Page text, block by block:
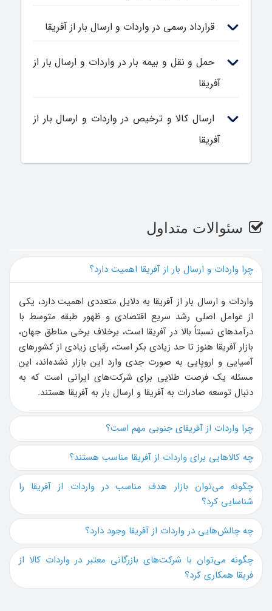
قرارداد رسمی در واردات و ارسال بار از آفریقا
حمل‌ و نقل و بیمه بار در واردات و ارسال بار از
آفریقا
ارسال کالا و ترخیص در واردات و ارسال بار از
آفریقا
سئوالات متداول
چرا واردات و ارسال بار از آفریقا اهمیت دارد؟
واردات و ارسال بار از آفریقا به دلایل متعددی اهمیت دارد، یکی
از عوامل اصلی رشد سریع اقتصادی و ظهور طبقه متوسط با
درآمدهای نسبتاً بالا در آفریقا است، برخلاف برخی مناطق جهان،
بازار آفریقا هنوز تا حد زیادی بکر است، رقبای زیادی از کشورهای
آسیایی و اروپایی به ‌صورت جدی وارد این بازار نشده‌اند، این
مسئله یک فرصت طلایی برای شرکت‌های ایرانی است که به
دنبال توسعه صادرات به آفریقا و ارسال بار به آفریقا هستند.
چرا واردات از آفریقای جنوبی مهم است؟
چه کالاهایی برای واردات از آفریقا مناسب هستند؟
چگونه می‌توان بازار هدف مناسب در واردات از آفریقا را
شناسایی کرد؟
چه چالش‌هایی در واردات از آفریقا وجود دارد؟
چگونه می‌توان با شرکت‌های بازرگانی معتبر در واردات کالا از
فریقا همکاری کرد؟